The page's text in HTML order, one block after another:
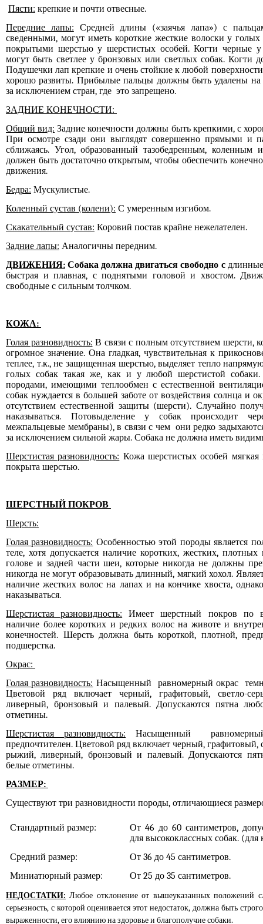
Пясти: крепкие и почти отвесные.
Передние лапы:
Средней длины («заячья лапа»)
с
сведенными, могут иметь короткие жесткие волоски у
покрытыми шерстью у шерстистых особей. Когти черные у
могут быть светлее у бронзовых или светлых собак. Когти
Подушечки лап крепкие и очень стойкие к любой
хорошо развиты. Прибылые пальцы должны быть удалены на
за исключением стран, где это запрещено.
ЗАДНИЕ КОНЕЧНОСТИ:
Общий вид: Задние конечности должны быть крепкими, с
При осмотре сзади они выглядят совершенно прямыми и
сближаясь. Угол, образованный тазобедренным, коленным
должен быть достаточно открытым, чтобы обеспечить
движения.
Бедра: Мускулистые.
Коленный сустав (колени): С умеренным изгибом.
Скакательный сустав: Коровий постав крайне нежелателен.
Задние лапы: Аналогичны передним.
ДВИЖЕНИЯ: Собака должна двигаться свободно с
быстрая и плавная, с поднятыми головой и хвостом.
свободные с сильным толчком.
КОЖА:
Голая разновидность: В связи с полным отсутствием шерсти,
огромное значение. Она гладкая, чувствительная к
теплее, т.к., не защищенная шерстью, выделяет тепло
голых собак такая же, как и у любой шерстистой
породами, имеющими теплообмен с естественной
собак нуждается в большей заботе от воздействия солнца и
отсутствием естественной защиты (шерсти). Случайно
наказываться. Потовыделение у собак происходит
межпальцевые мембраны), в связи с чем они редко
за исключением сильной жары. Собака не должна иметь
Шерстистая разновидность: Кожа шерстистых особей
покрыта шерстью.
ШЕРСТНЫЙ ПОКРОВ
Шерсть:
Голая разновидность: Особенностью этой породы является
теле, хотя допускается наличие коротких, жестких,
голове и задней части шеи, которые никогда не должны
никогда не могут образовывать длинный, мягкий хохол.
наличие жестких волос на лапах и на кончике хвоста,
наказываться.
Шерстистая разновидность:
Имеет шерстный покров по
наличие более коротких и редких волос на животе и
конечностей. Шерсть должна быть короткой, плотной,
подшерстка.
Окрас:
Голая разновидность: Насыщенный равномерный окрас
Цветовой ряд включает черный, графитовый, светло-
ливерный, бронзовый и палевый. Допускаются пятна
отметины.
Шерстистая разновидность:
Насыщенный
предпочтителен. Цветовой ряд включает черный, графитовый,
рыжий, ливерный, бронзовый и палевый. Допускаются
белые отметины.
РАЗМЕР:
Существуют три разновидности породы, отличающиеся
Стандартный размер:
От 46 до 60 сантиметров,
для высококлассных собак. (для
Средний размер:
От 36 до 45 сантиметров.
Миниатюрный размер:
От 25 до 35 сантиметров.
НЕДОСТАТКИ: Любое отклонение от вышеуказанных положений
серьезность, с которой оценивается этот недостаток, должна быть
выраженности, его влиянию на здоровье и благополучие собаки.